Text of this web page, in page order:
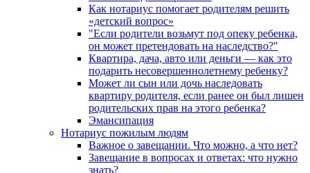
Как нотариус помогает родителям решить
«детский вопрос»
"Если родители возьмут под опеку ребенка,
он может претендовать на наследство?"
Квартира, дача, авто или деньги — как это
подарить несовершеннолетнему ребенку?
Может ли сын или дочь наследовать
квартиру родителя, если ранее он был лишен
родительских прав на этого ребенка?
Эмансипация
Нотариус пожилым людям
Важное о завещании. Что можно, а что нет?
Завещание в вопросах и ответах: что нужно
знать?